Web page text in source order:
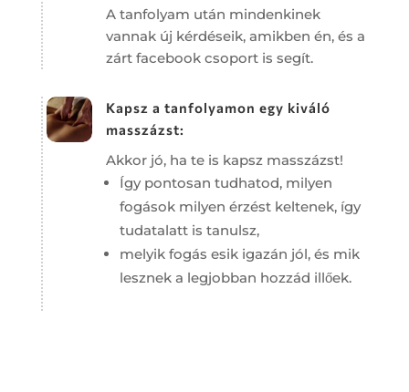
A tanfolyam után mindenkinek
vannak új kérdéseik, amikben én, és a
zárt facebook csoport is segít.
Kapsz a tanfolyamon egy kiváló
masszázst:
Akkor jó, ha te is kapsz masszázst!
Így pontosan tudhatod, milyen
fogások milyen érzést keltenek, így
tudatalatt is tanulsz,
melyik fogás esik igazán jól, és mik
lesznek a legjobban hozzád illőek.